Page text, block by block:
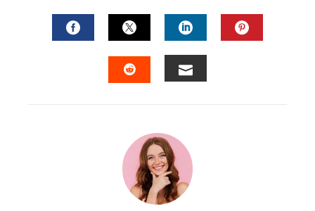
FACEBOOKTWITTERLINKEDIN